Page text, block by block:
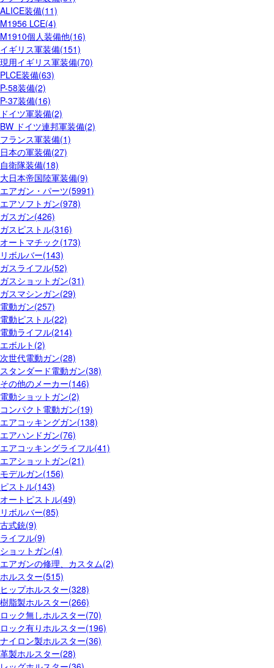
ALICE装備(11)
M1956 LCE(4)
M1910個人装備他(16)
イギリス軍装備(151)
現用イギリス軍装備(70)
PLCE装備(63)
P-58装備(2)
P-37装備(16)
ドイツ軍装備(2)
BW ドイツ連邦軍装備(2)
フランス軍装備(1)
日本の軍装備(27)
自衛隊装備(18)
大日本帝国陸軍装備(9)
エアガン・パーツ(5991)
エアソフトガン(978)
ガスガン(426)
ガスピストル(316)
オートマチック(173)
リボルバー(143)
ガスライフル(52)
ガスショットガン(31)
ガスマシンガン(29)
電動ガン(257)
電動ピストル(22)
電動ライフル(214)
エボルト(2)
次世代電動ガン(28)
スタンダード電動ガン(38)
その他のメーカー(146)
電動ショットガン(2)
コンパクト電動ガン(19)
エアコッキングガン(138)
エアハンドガン(76)
エアコッキングライフル(41)
エアショットガン(21)
モデルガン(156)
ピストル(143)
オートピストル(49)
リボルバー(85)
古式銃(9)
ライフル(9)
ショットガン(4)
エアガンの修理、カスタム(2)
ホルスター(515)
ヒップホルスター(328)
樹脂製ホルスター(266)
ロック無しホルスター(70)
ロック有りホルスター(196)
ナイロン製ホルスター(36)
革製ホルスター(28)